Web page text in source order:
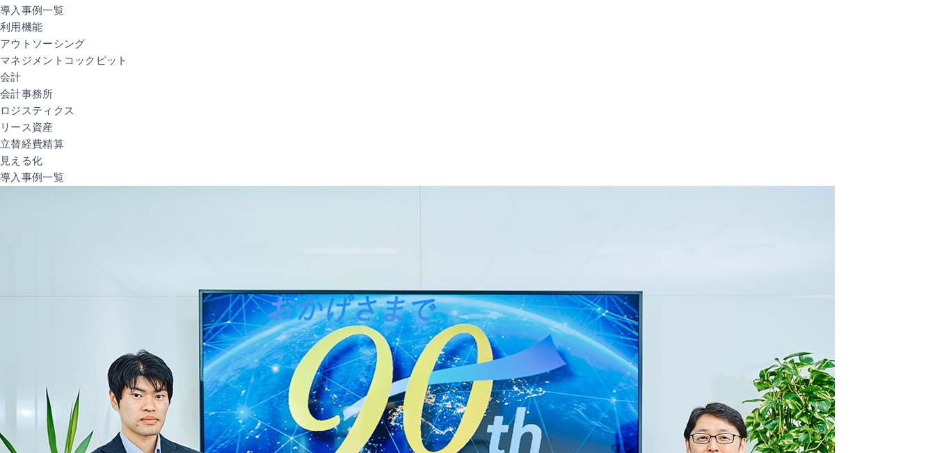
導入事例一覧
利用機能
アウトソーシング
マネジメントコックピット
会計
会計事務所
ロジスティクス
リース資産
立替経費精算
見える化
導入事例一覧